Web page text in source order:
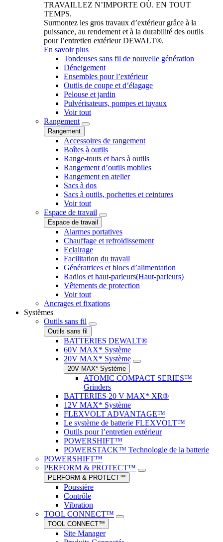
TRAVAILLEZ N’IMPORTE OÙ. EN TOUT
TEMPS.
Surmontez les gros travaux d’extérieur grâce à la
puissance, au rendement et à la durabilité des outils
pour l’entretien extérieur DEWALT®.
En savoir plus
Tondeuses sans fil de nouvelle génération
Déneigement
Ensembles pour l’extérieur
Outils de coupe et d’élagage
Pelouse et jardin
Pulvérisateurs, pompes et tuyaux
Voir tout
Rangement
Rangement
Accessoires de rangement
Boîtes à outils
Range-touts et bacs à outils
Rangement d’outils mobiles
Rangement en atelier
Sacs à dos
Sacs à outils, pochettes et ceintures
Voir tout
Espace de travail
Espace de travail
Alarmes portatives
Chauffage et refroidissement
Eclairage
Facilitation du travail
Génératrices et blocs d’alimentation
Radios et haut-parleurs(Haut-parleurs)
Vêtements de protection
Voir tout
Ancrages et fixations
Systèmes
Outils sans fil
Outils sans fil
BATTERIES DEWALT®
60V MAX* Système
20V MAX* Système
20V MAX* Système
ATOMIC COMPACT SERIES™
Grinders
BATTERIES 20 V MAX* XR®
12V MAX* Système
FLEXVOLT ADVANTAGE™
Le système de batterie FLEXVOLT™
Outils pour l’entretien extérieur
POWERSHIFT™
POWERSTACK™ Technologie de la batterie
POWERSHIFT™
PERFORM & PROTECT™
PERFORM & PROTECT™
Poussière
Contrôle
Vibration
TOOL CONNECT™
TOOL CONNECT™
Site Manager